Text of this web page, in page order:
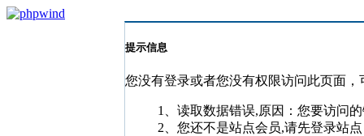
提示信息
您没有登录或者您没有权限访问此页面，
1、读取数据错误,原因：您要访问
2、您还不是站点会员,请先登录站点